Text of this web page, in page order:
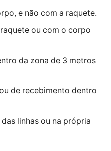
e não com a raquete.
ou com o corpo
da zona de 3 metros
de recebimento dentro
linhas ou na própria